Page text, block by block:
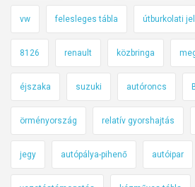
vw felesleges tábla útburkolati jel
8126 renault közbringa
éjszaka suzuki autóroncs
örményország relatív gyorshajtás
jegy autópálya-pihenő autóipar